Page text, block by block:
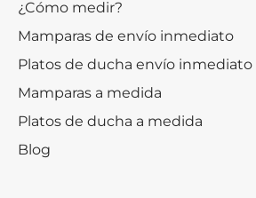
¿Cómo medir?
Mamparas de envío inmediato
Platos de ducha envío inmediato
Mamparas a medida
Platos de ducha a medida
Blog